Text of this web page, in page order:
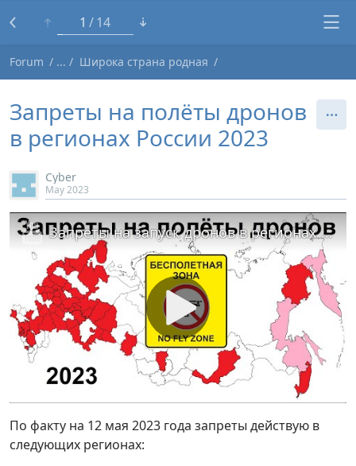
1 14
Forum Широка страна родная
Запреты на полёты дронов
в регионах России 2023
Cybеr
May 2023
Запреты на запуск дронов в регионах России 2023
По факту на 12 мая 2023 года запреты действую в
следующих регионах: